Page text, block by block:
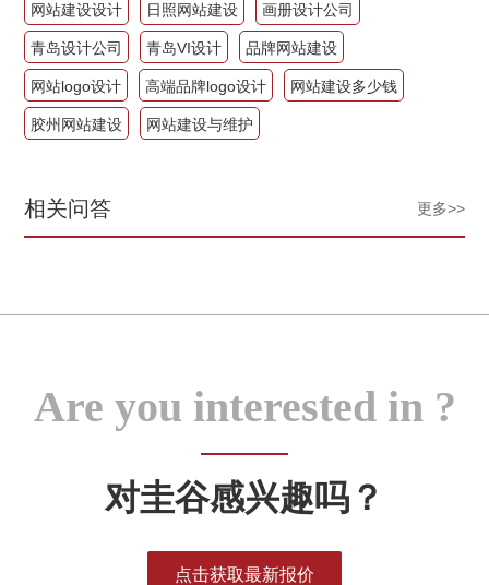
网站建设设计 日照网站建设 画册设计公司
青岛设计公司 青岛VI设计 品牌网站建设
网站logo设计 高端品牌logo设计 网站建设多少钱
胶州网站建设 网站建设与维护
相关问答 更多>>
Are you interested in ?
对圭谷感兴趣吗？
点击获取最新报价